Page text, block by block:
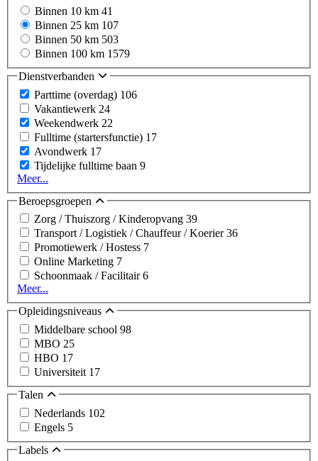
Binnen 10 km 41
Binnen 25 km 107
Binnen 50 km 503
Binnen 100 km 1579
Dienstverbanden
Parttime (overdag) 106
Vakantiewerk 24
Weekendwerk 22
Fulltime (startersfunctie) 17
Avondwerk 17
Tijdelijke fulltime baan 9
Meer...
Beroepsgroepen
Zorg / Thuiszorg / Kinderopvang 39
Transport / Logistiek / Chauffeur / Koerier36
Promotiewerk / Hostess 7
Online Marketing 7
Schoonmaak / Facilitair6
Meer...
Opleidingsniveaus
Middelbare school 98
MBO 25
HBO 17
Universiteit 17
Talen
Nederlands 102
Engels 5
Labels